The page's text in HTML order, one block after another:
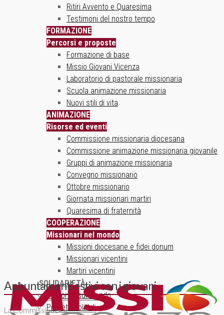
Ritiri Avvento e Quaresima
Testimoni del nostro tempo
FORMAZIONE
Percorsi e proposte
Formazione di base
Missio Giovani Vicenza
Laboratorio di pastorale missionaria
Scuola animazione missionaria
Nuovi stili di vita
ANIMAZIONE
Risorse ed eventi
Commissione missionaria diocesana
Commissione animazione missionaria giovanile
Gruppi di animazione missionaria
Convegno missionario
Ottobre missionario
Giornata missionari martiri
Quaresima di fraternità
COOPERAZIONE
Missionari nel mondo
Missioni diocesane e fidei donum
Missionari vicentini
Martiri vicentini
SOLIDARIETÀ
Un ponte sul mondo
Progetti solidali
Appuntamenti estivi con i giovani
La Commissione di